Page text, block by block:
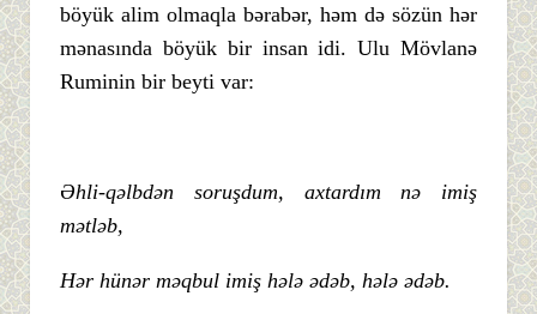
böyük alim olmaqla bərabər, həm də sözün hər
mənasında böyük bir insan idi. Ulu Mövlanə
Ruminin bir beyti var:
Əhli-qəlbdən soruşdum, axtardım nə imiş
mətləb,
Hər hünər məqbul imiş hələ ədəb, hələ ədəb.